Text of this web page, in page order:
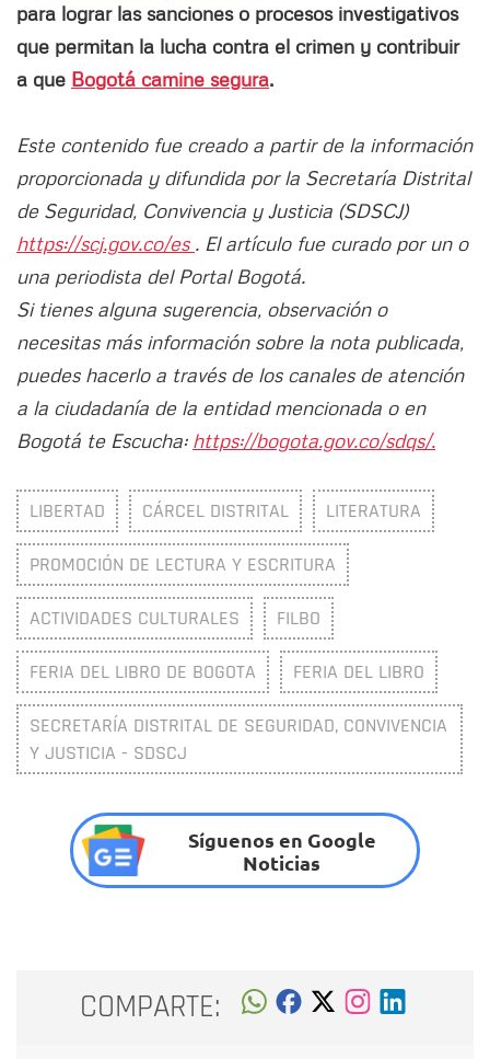
para lograr las sanciones o procesos investigativos
que permitan la lucha contra el crimen y contribuir
a que Bogotá camine segura.
Este contenido fue creado a partir de la información
proporcionada y difundida por la Secretaría Distrital
de Seguridad, Convivencia y Justicia (SDSCJ)
https://scj.gov.co/es . El artículo fue curado por un o
una periodista del Portal Bogotá.
Si tienes alguna sugerencia, observación o
necesitas más información sobre la nota publicada,
puedes hacerlo a través de los canales de atención
a la ciudadanía de la entidad mencionada o en
Bogotá te Escucha: https://bogota.gov.co/sdqs/.
LIBERTAD CÁRCEL DISTRITAL LITERATURA
PROMOCIÓN DE LECTURA Y ESCRITURA
ACTIVIDADES CULTURALES FILBO
FERIA DEL LIBRO DE BOGOTA FERIA DEL LIBRO
SECRETARÍA DISTRITAL DE SEGURIDAD, CONVIVENCIA
Y JUSTICIA - SDSCJ
Síguenos en Google
Noticias
COMPARTE: